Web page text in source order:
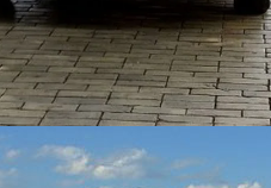
В США Оказался
«испанки» 1918 Года
Парке Отличился Герой-